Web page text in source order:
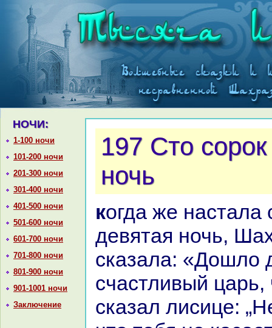
НОЧИ:
1-100 ночи
101-200 ночи
201-300 ночи
301-400 ночи
401-500 ночи
501-600 ночи
601-700 ночи
701-800 ночи
801-900 ночи
901-1001 ночи
Заключение
197 Сто
ночь
кoгда же нaстала сто сорок
девятая ночь,
сказала: «Дошло
счастливый царь,
сказал лисице: